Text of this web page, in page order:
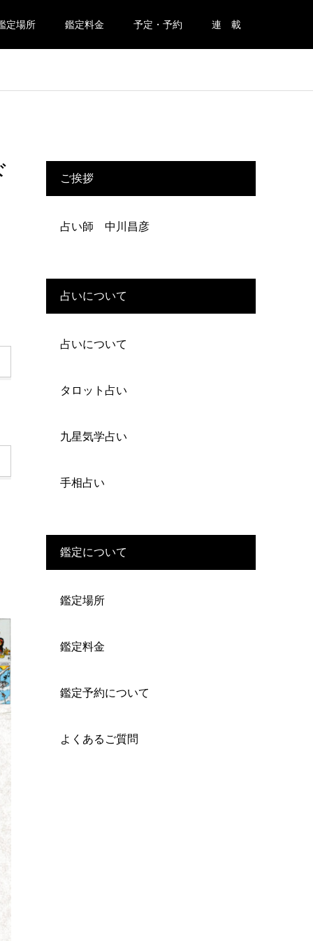
定場所 鑑定料金 予定・予約 連 載
ご挨拶
占い師 中川昌彦
占いについて
占いについて
タロット占い
九星気学占い
手相占い
鑑定について
鑑定場所
鑑定料金
鑑定予約について
よくあるご質問